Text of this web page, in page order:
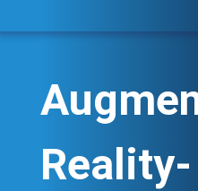
Reality-